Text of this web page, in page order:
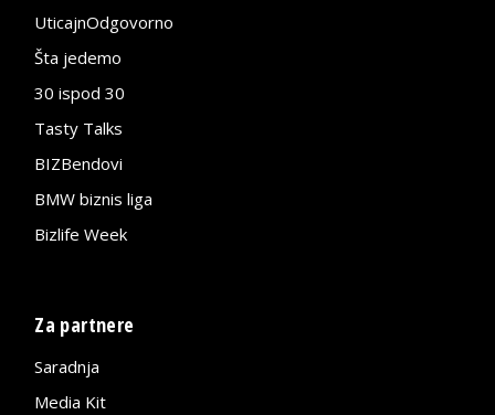
UticajnOdgovorno
Šta jedemo
30 ispod 30
Tasty Talks
BIZBendovi
BMW biznis liga
Bizlife Week
Za partnere
Saradnja
Media Kit